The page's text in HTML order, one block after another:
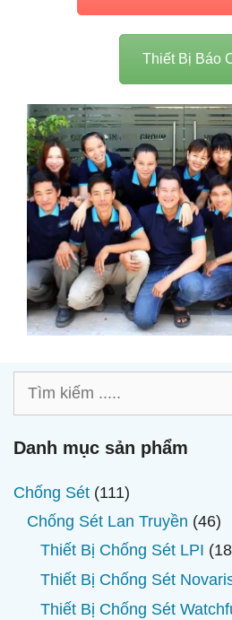
Thiết Bị Báo
Cảm Ơn Quý
Ghé Thăm
Vinanco
Hotline :
Tìm
Danh mục sản phẩm
Chống Sét 111111
sản
phẩm
Chống Sét Lan Truyền 4646
Thiết Bị Chống Sét LPI 18
Thiết Bị Chống Sét
Thiết Bị Chống Sét